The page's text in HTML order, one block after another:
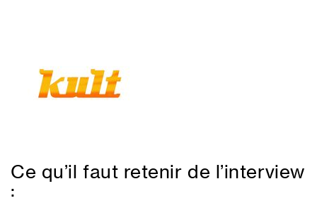
Ce qu’il faut retenir de l’interview
: